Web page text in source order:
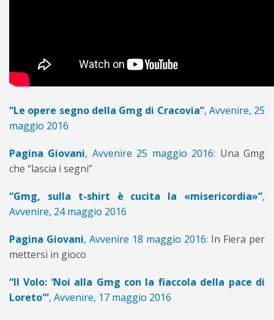
“Le opere segno della Gmg di Cracovia”, Avvenire, 25
maggio 2016
Pagina Giovani, Avvenire 25 maggio 2016: Una Gmg
che “lascia i segni”
“Gmg, sulla t-shirt è cucita la «misericordia»”,
Avvenire, 24 maggio 2016
Pagina Giovani, Avvenire 18 maggio 2016: In Fiera per
mettersi in gioco
“Il Volo: ‘Noi alla Gmg con la fiaccola della pace di
Loreto'”, Avvenire, 17 maggio 2016